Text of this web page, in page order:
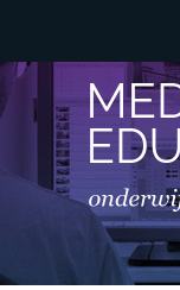
HOOFDMENU